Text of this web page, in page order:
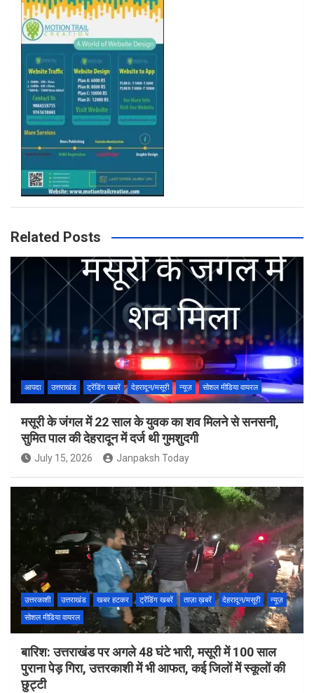
k a
m
Related Posts
आपदा उत्तराखंड ट्रेंडिंग खबरें देहरादून/मसूरी न्यूज़ सोशल मीडिया वायरल
मसूरी के जंगल में 22 साल के युवक का शव मिलने से सनसनी,
सुमित पाल की देहरादून में दर्ज थी गुमशुदगी
July 15, 2026 Janpaksh Today
उत्तरकाशी उत्तराखंड खबर हटकर ट्रेंडिंग खबरें ताज़ा ख़बरें देहरादून/मसूरी
न्यूज़
सोशल मीडिया वायरल
बारिश: उत्तराखंड पर अगले 48 घंटे भारी, मसूरी में 100 साल
पुराना पेड़ गिरा, उत्तरकाशी में भी आफत, कई जिलों में स्कूलों की
छुट्टी